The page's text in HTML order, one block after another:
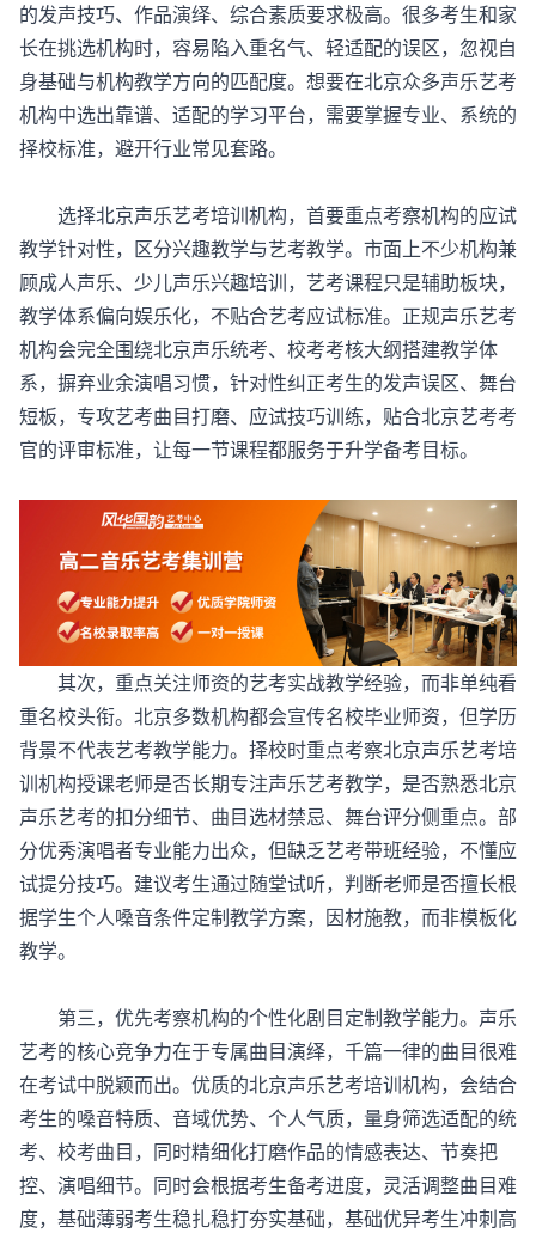
的发声技巧、作品演绎、综合素质要求极高。很多考生和家
长在挑选机构时，容易陷入重名气、轻适配的误区，忽视自
身基础与机构教学方向的匹配度。想要在北京众多声乐艺考
机构中选出靠谱、适配的学习平台，需要掌握专业、系统的
择校标准，避开行业常见套路。
选择北京声乐艺考培训机构，首要重点考察机构的应试
教学针对性，区分兴趣教学与艺考教学。市面上不少机构兼
顾成人声乐、少儿声乐兴趣培训，艺考课程只是辅助板块，
教学体系偏向娱乐化，不贴合艺考应试标准。正规声乐艺考
机构会完全围绕北京声乐统考、校考考核大纲搭建教学体
系，摒弃业余演唱习惯，针对性纠正考生的发声误区、舞台
短板，专攻艺考曲目打磨、应试技巧训练，贴合北京艺考考
官的评审标准，让每一节课程都服务于升学备考目标。
其次，重点关注师资的艺考实战教学经验，而非单纯看
重名校头衔。北京多数机构都会宣传名校毕业师资，但学历
背景不代表艺考教学能力。择校时重点考察北京声乐艺考培
训机构授课老师是否长期专注声乐艺考教学，是否熟悉北京
声乐艺考的扣分细节、曲目选材禁忌、舞台评分侧重点。部
分优秀演唱者专业能力出众，但缺乏艺考带班经验，不懂应
试提分技巧。建议考生通过随堂试听，判断老师是否擅长根
据学生个人嗓音条件定制教学方案，因材施教，而非模板化
教学。
第三，优先考察机构的个性化剧目定制教学能力。声乐
艺考的核心竞争力在于专属曲目演绎，千篇一律的曲目很难
在考试中脱颖而出。优质的北京声乐艺考培训机构，会结合
考生的嗓音特质、音域优势、个人气质，量身筛选适配的统
考、校考曲目，同时精细化打磨作品的情感表达、节奏把
控、演唱细节。同时会根据考生备考进度，灵活调整曲目难
度，基础薄弱考生稳扎稳打夯实基础，基础优异考生冲刺高